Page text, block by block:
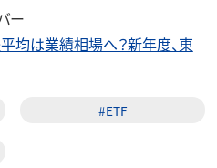
ー
均は業績相場へ？新年度、東
#ETF